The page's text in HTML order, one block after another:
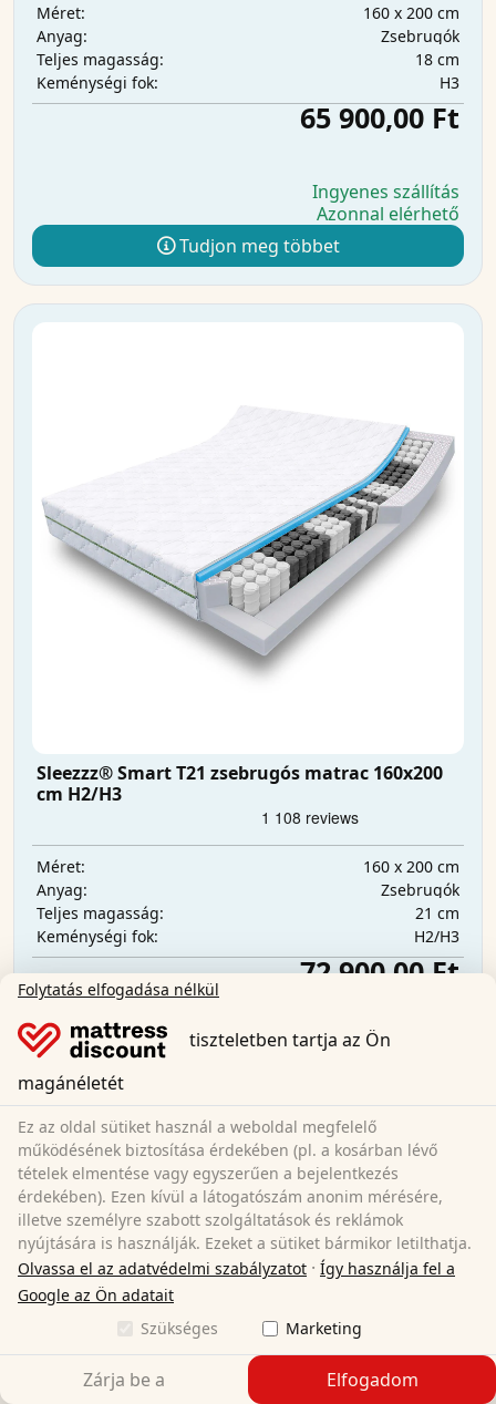
Méret:
160 x 200 cm
Anyag:
Zsebrugók
Teljes magasság:
18 cm
Keménységi fok:
H3
65 900,00 Ft
Ingyenes szállítás
Azonnal elérhető
Tudjon meg többet
Sleezzz® Smart T21 zsebrugós matrac 160x200
cm H2/H3
Méret:
160 x 200 cm
Anyag:
Zsebrugók
Teljes magasság:
21 cm
Keménységi fok:
H2/H3
72 900,00 Ft
Ingyenes szállítás
Tudjon meg többet
Folytatás elfogadása nélkül
tiszteletben tartja az Ön
magánéletét
Ez az oldal sütiket használ a weboldal megfelelő
működésének biztosítása érdekében (pl. a kosárban lévő
tételek elmentése vagy egyszerűen a bejelentkezés
érdekében). Ezen kívül a látogatószám anonim mérésére,
illetve személyre szabott szolgáltatások és reklámok
nyújtására is használják. Ezeket a sütiket bármikor letilthatja.
Olvassa el az adatvédelmi szabályzatot · Így használja fel a
Google az Ön adatait
Szükséges
Marketing
Zárja be a Elfogadom